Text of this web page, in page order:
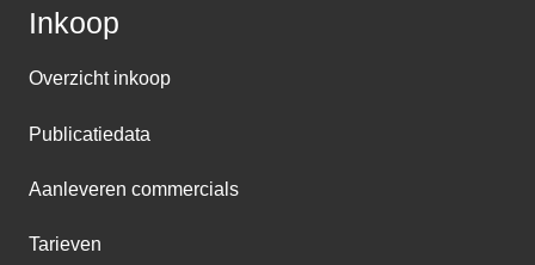
Inkoop
Overzicht inkoop
Publicatiedata
Aanleveren commercials
Tarieven